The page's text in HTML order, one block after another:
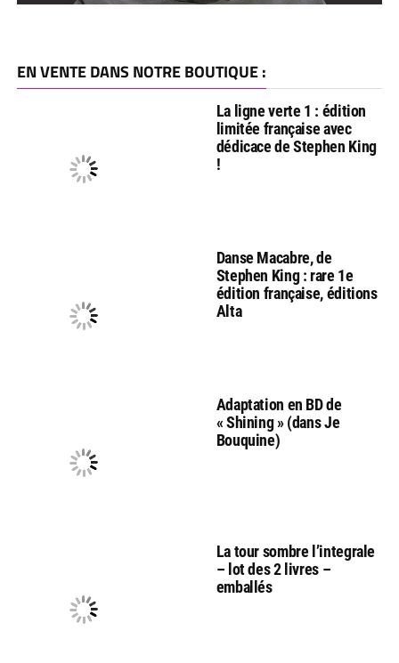
EN VENTE DANS NOTRE BOUTIQUE :
La ligne verte 1 : édition
limitée française avec
dédicace de Stephen King
!
Danse Macabre, de
Stephen King : rare 1e
édition française, éditions
Alta
Adaptation en BD de
« Shining » (dans Je
Bouquine)
La tour sombre l’integrale
– lot des 2 livres –
emballés